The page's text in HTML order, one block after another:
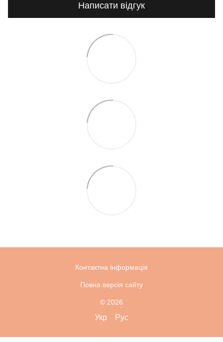
Написати відгук
Контактна інформація
Повна версія сайту
© 2026
Укр Рус